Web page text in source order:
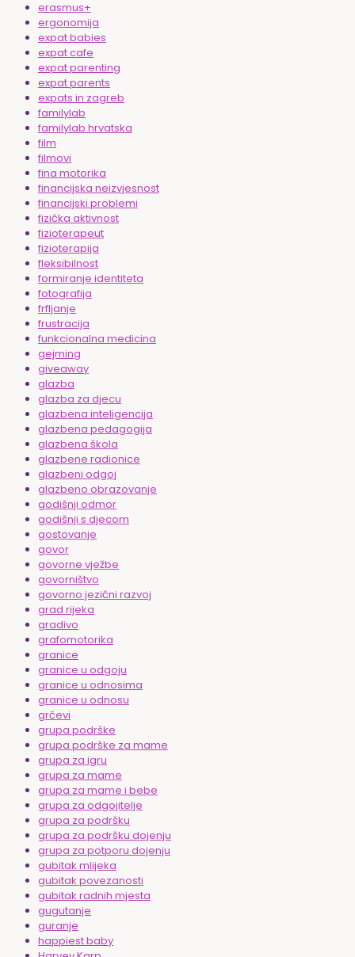
erasmus+
ergonomija
expat babies
expat cafe
expat parenting
expat parents
expats in zagreb
familylab
familylab hrvatska
film
filmovi
fina motorika
financijska neizvjesnost
financijski problemi
fizička aktivnost
fizioterapeut
fizioterapija
fleksibilnost
formiranje identiteta
fotografija
frfljanje
frustracija
funkcionalna medicina
gejming
giveaway
glazba
glazba za djecu
glazbena inteligencija
glazbena pedagogija
glazbena škola
glazbene radionice
glazbeni odgoj
glazbeno obrazovanje
godišnji odmor
godišnji s djecom
gostovanje
govor
govorne vježbe
govorništvo
govorno jezični razvoj
grad rijeka
gradivo
grafomotorika
granice
granice u odgoju
granice u odnosima
granice u odnosu
grčevi
grupa podrške
grupa podrške za mame
grupa za igru
grupa za mame
grupa za mame i bebe
grupa za odgojitelje
grupa za podršku
grupa za podršku dojenju
grupa za potporu dojenju
gubitak mlijeka
gubitak povezanosti
gubitak radnih mjesta
gugutanje
guranje
happiest baby